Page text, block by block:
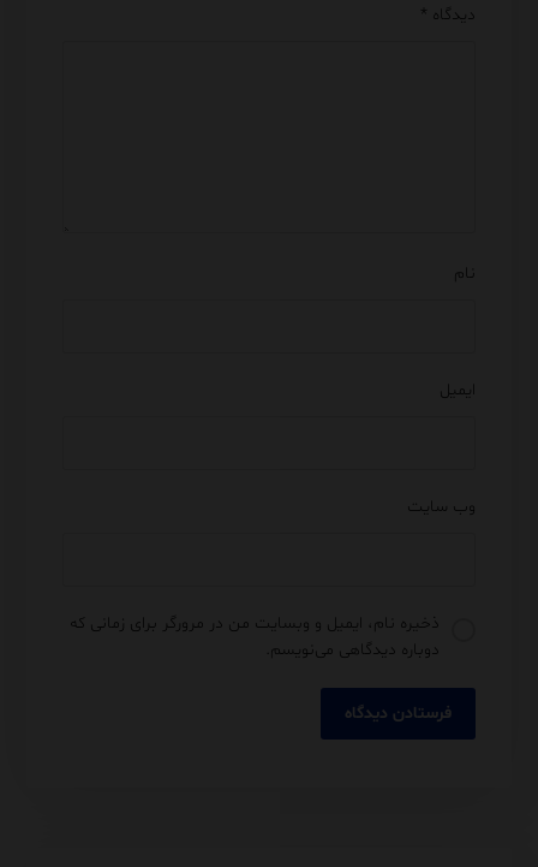
دیدگاه *
نام
ایمیل
وب‌ سایت
ذخیره نام، ایمیل و وبسایت من در مرورگر برای زمانی که
دوباره دیدگاهی می‌نویسم.